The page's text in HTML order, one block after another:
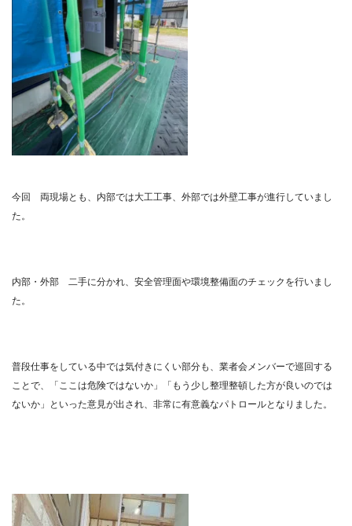
今回 両現場とも、内部では大工工事、外部では外壁工事が進行していまし
た。
内部・外部 二手に分かれ、安全管理面や環境整備面のチェックを行いまし
た。
普段仕事をしている中では気付きにくい部分も、業者会メンバーで巡回する
ことで、「ここは危険ではないか」「もう少し整理整頓した方が良いのでは
ないか」といった意見が出され、非常に有意義なパトロールとなりました。